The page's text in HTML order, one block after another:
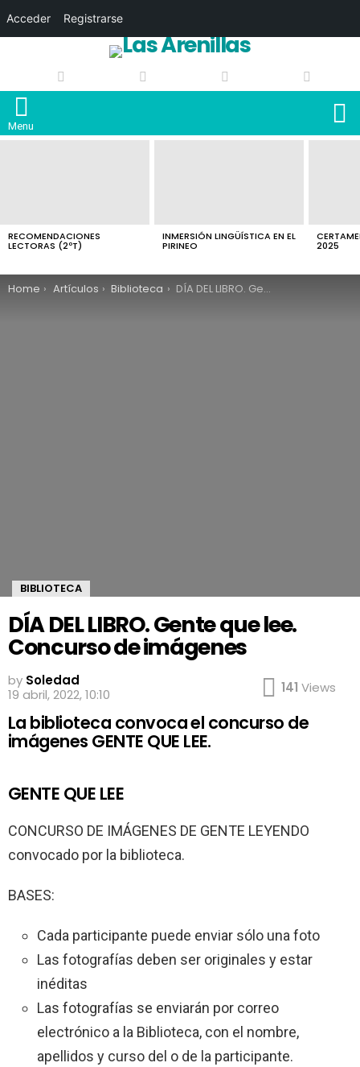
Menu
RECOMENDACIONES
LECTORAS (2ºT)
INMERSIÓN LINGÜÍSTICA EN EL
PIRINEO 2025
You are here:
Home Artículos Biblioteca DÍA DEL LIBRO. Gente que lee. Concurso de imágenes
BIBLIOTECA
DÍA DEL LIBRO. Gente que lee.
Concurso de imágenes
by Soledad
19 abril, 2022, 10:10
141 Views
La biblioteca convoca el concurso de
imágenes GENTE QUE LEE.
GENTE QUE LEE
CONCURSO DE IMÁGENES DE GENTE LEYENDO
convocado por la biblioteca.
BASES:
Cada participante puede enviar sólo una foto
Las fotografías deben ser originales y estar
inéditas
Las fotografías se enviarán por correo
electrónico a la Biblioteca, con el nombre,
apellidos y curso del o de la participante.
Acceder Registrarse